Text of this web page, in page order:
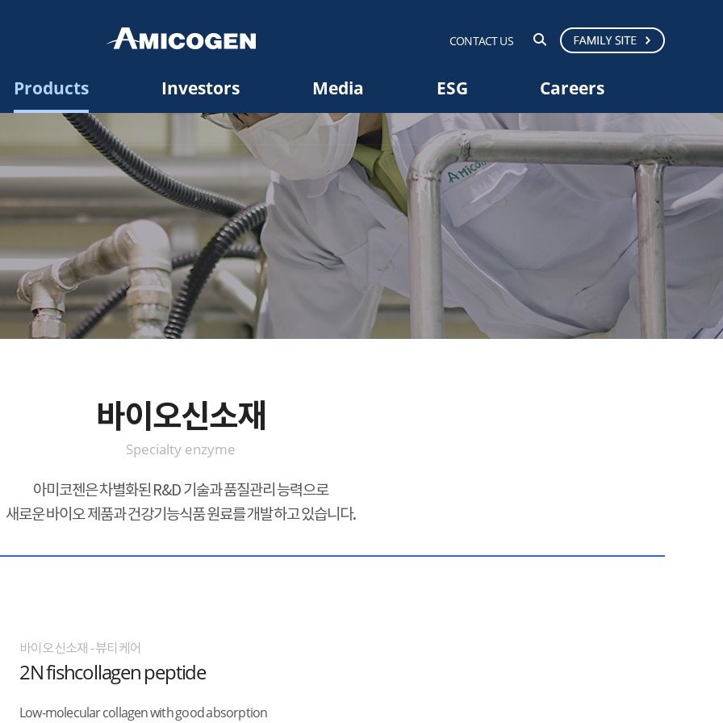
CONTACT US
Products Investors Media ESG Careers
바이오신소재
Specialty enzyme
아미코젠은 차별화된 R&D 기술과 품질관리 능력으로
새로운 바이오 제품과 건강기능식품 원료를 개발하고 있습니다.
바이오신소재 - 뷰티케어
2N fishcollagen peptide
Low-molecular collagen with good absorption